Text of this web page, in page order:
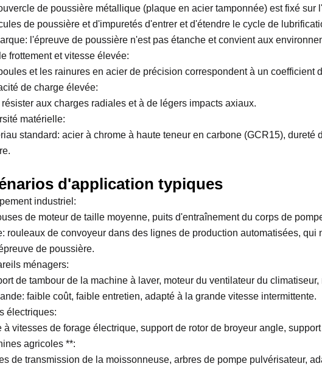
de poussière métallique (plaque en acier tamponnée) est fixé
de poussière et d'impuretés d'entrer et d'étendre le cycle de
l'épreuve de poussière n'est pas étanche et convient aux
frottement et vitesse élevée:
et les rainures en acier de précision correspondent à un coefficient
de charge élevée:
résister aux charges radiales et à de légers impacts axiaux.
matérielle:
standard: acier à chrome à haute teneur en carbone (GCR15),
d'application typiques
industriel:
de moteur de taille moyenne, puits d'entraînement du corps de
rouleaux de convoyeur dans des lignes de production automatisées,
de poussière.
ménagers:
de tambour de la machine à laver, moteur du ventilateur du
faible coût, faible entretien, adapté à la grande vitesse intermittente.
électriques:
à vitesses de forage électrique, support de rotor de broyeur angle,
agricoles **:
de transmission de la moissonneuse, arbres de pompe pulvérisateur,